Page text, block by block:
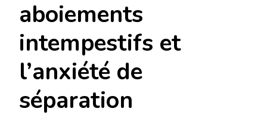
aboiements
intempestifs et
l’anxiété de
séparation